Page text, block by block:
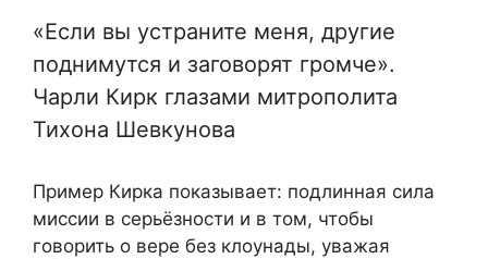
«Если вы устраните меня, другие
поднимутся и заговорят громче».
Чарли Кирк глазами митрополита
Тихона Шевкунова
Пример Кирка показывает: подлинная сила
миссии в серьёзности и в том, чтобы
говорить о вере без клоунады, уважая